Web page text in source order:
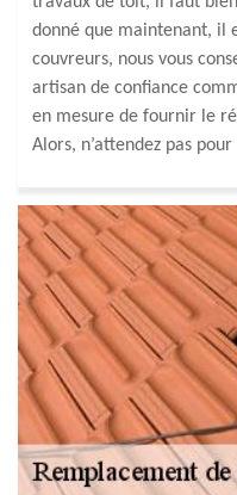
donné que maintenant, il
couvreurs, nous vous
artisan de confiance
en mesure de fournir le
Alors, n’attendez pas